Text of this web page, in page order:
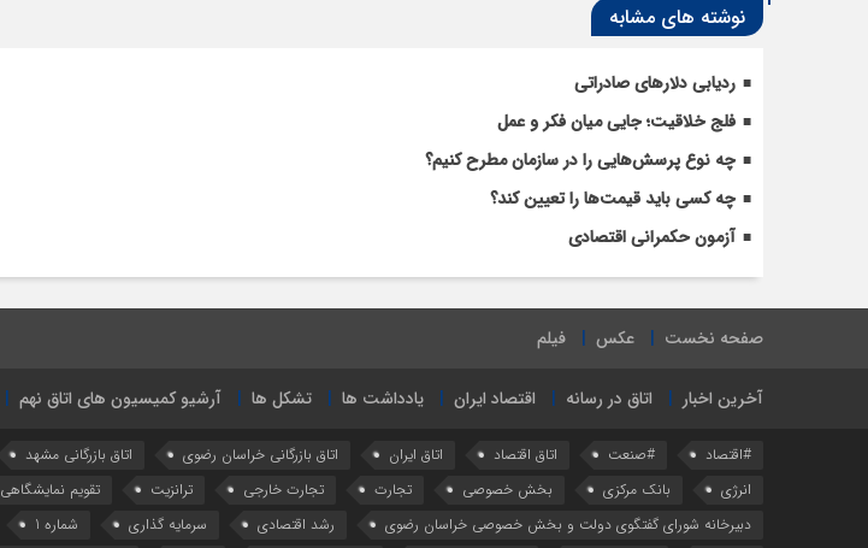
نوشته های مشابه
ردیابی دلارهای صادراتی
فلج خلاقیت؛ جایی میان فکر و عمل
چه نوع پرسش‌هایی را در سازمان مطرح کنیم؟
چه کسی باید قیمت‌ها را تعیین کند؟
آزمون حکمرانی اقتصادی
صفحه نخست عکس فیلم
آخرین اخبار اتاق در رسانه اقتصاد ایران یادداشت ها تشکل ها آرشیو کمیسیون های اتاق نهم
#اقتصاد #صنعت اتاق اقتصاد اتاق ایران اتاق بازرگانی خراسان رضوی اتاق بازرگانی مشهد
انرژی
بانک مرکزی بخش خصوصی تجارت تجارت خارجی ترانزیت تقویم نمایشگاهی
دبیرخانه شورای گفتگوی دولت و بخش خصوصی خراسان رضوی
رشد اقتصادی سرمایه گذاری شماره 1